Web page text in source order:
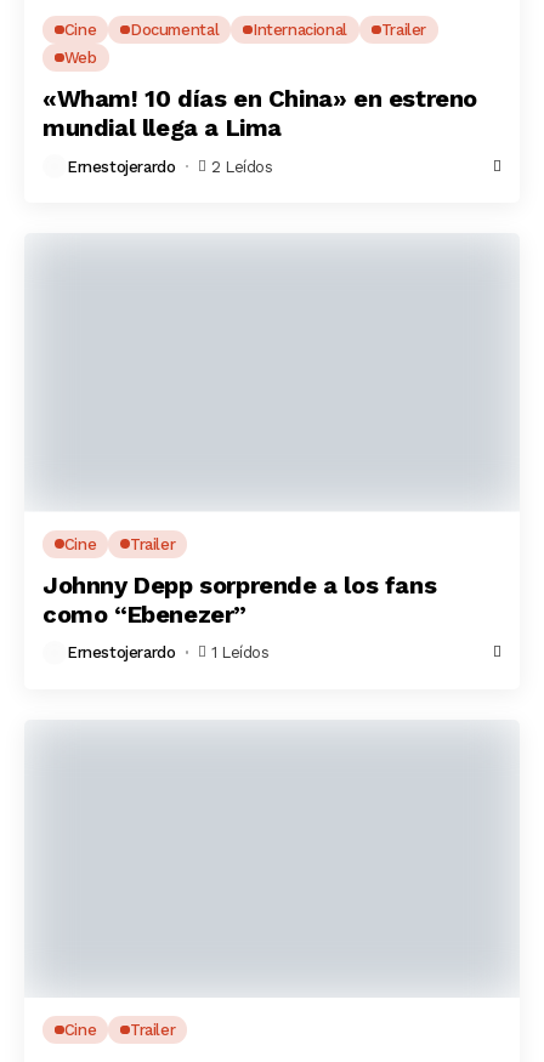
Cine Documental Internacional
Trailer
Web
«Wham! 10 días en China» en estreno
mundial llega a Lima
Ernestojerardo 2 Leídos
Cine Trailer
Johnny Depp sorprende a los fans
como “Ebenezer”
Ernestojerardo 1 Leídos
Cine Trailer